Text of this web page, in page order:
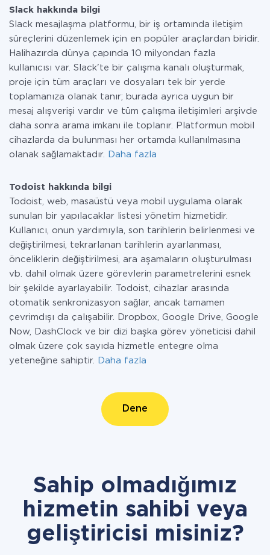
Slack hakkında bilgi
Slack mesajlaşma platformu, bir iş ortamında iletişim
süreçlerini düzenlemek için en popüler araçlardan biridir.
Halihazırda dünya çapında 10 milyondan fazla
kullanıcısı var. Slack'te bir çalışma kanalı oluşturmak,
proje için tüm araçları ve dosyaları tek bir yerde
toplamanıza olanak tanır; burada ayrıca uygun bir
mesaj alışverişi vardır ve tüm çalışma iletişimleri arşivde
daha sonra arama imkanı ile toplanır. Platformun mobil
cihazlarda da bulunması her ortamda kullanılmasına
olanak sağlamaktadır.
Daha fazla
Todoist hakkında bilgi
Todoist, web, masaüstü veya mobil uygulama olarak
sunulan bir yapılacaklar listesi yönetim hizmetidir.
Kullanıcı, onun yardımıyla, son tarihlerin belirlenmesi ve
değiştirilmesi, tekrarlanan tarihlerin ayarlanması,
önceliklerin değiştirilmesi, ara aşamaların oluşturulması
vb. dahil olmak üzere görevlerin parametrelerini esnek
bir şekilde ayarlayabilir. Todoist, cihazlar arasında
otomatik senkronizasyon sağlar, ancak tamamen
çevrimdışı da çalışabilir. Dropbox, Google Drive, Google
Now, DashClock ve bir dizi başka görev yöneticisi dahil
olmak üzere çok sayıda hizmetle entegre olma
yeteneğine sahiptir.
Daha fazla
Dene
Sahip olmadığımız
hizmetin sahibi veya
geliştiricisi misiniz?